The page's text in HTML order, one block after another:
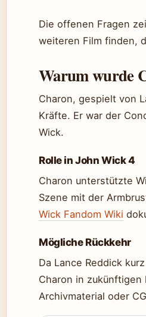
Die offenen Fragen
weiteren Film finden,
Warum wurde
Charon, gespielt von
Kräfte. Er war der
Wick.
Rolle in John Wick 4
Charon unterstützte
Szene mit der
Wick Fandom Wiki
Mögliche Rückkehr
Da Lance Reddick
Charon in
Archivmaterial oder